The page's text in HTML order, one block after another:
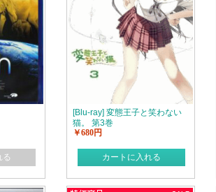
る
[Blu-ray] 変態王子と笑わない
猫。 第3巻
￥680円
カートに入れる